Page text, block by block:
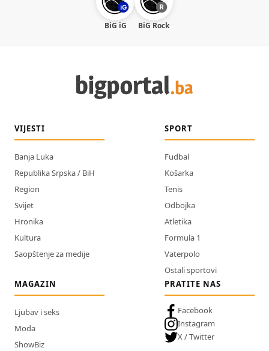
BiG iG BiG Rock
VIJESTI
Banja Luka
Republika Srpska / BiH
Region
Svijet
Hronika
Kultura
Saopštenje za medije
SPORT
Fudbal
Košarka
Tenis
Odbojka
Atletika
Formula 1
Vaterpolo
Ostali sportovi
MAGAZIN
Ljubav i seks
Moda
ShowBiz
PRATITE NAS
Facebook
Instagram
X / Twitter